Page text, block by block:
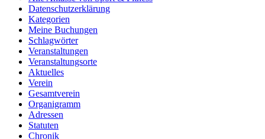
Datenschutzerklärung
Kategorien
Meine Buchungen
Schlagwörter
Veranstaltungen
Veranstaltungsorte
Aktuelles
Verein
Gesamtverein
Organigramm
Adressen
Statuten
Chronik